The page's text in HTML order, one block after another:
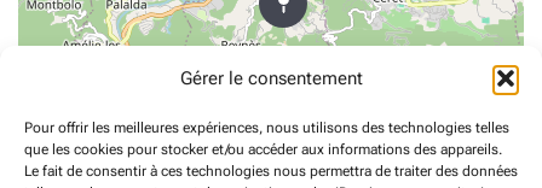
Gérer le consentement
Pour offrir les meilleures expériences, nous utilisons des technologies telles
que les cookies pour stocker et/ou accéder aux informations des appareils.
Le fait de consentir à ces technologies nous permettra de traiter des données